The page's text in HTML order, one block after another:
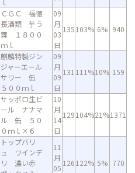
ｌ
ＣＧＣ 福徳
長酒類 芋う
舞 １８００
ｍｌ
09
月
03
日
135103% 6% 940
麒麟特製ジン
ジャーエール
サワー 缶
５００ｍｌ
09
月
09
日
131 111%10% 159
サッポロ生ビ
ール ナナマ
ル 缶 ５０
０ｍｌ×６
10
月
14
日
129104%21%1371
トップバリ
ュ ワインデ
リ 濃い赤
11
月
05
126122% 5% 770